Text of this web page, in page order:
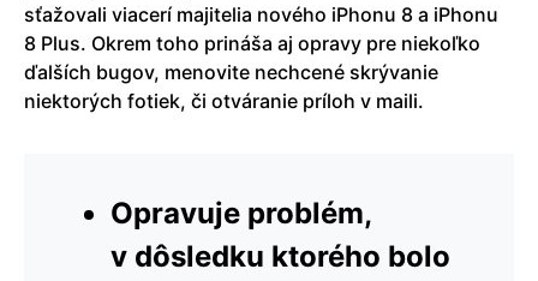
sťažovali viacerí majitelia nového iPhonu 8 a iPhonu
8 Plus. Okrem toho prináša aj opravy pre niekoľko
ďalších bugov, menovite nechcené skrývanie
niektorých fotiek, či otváranie príloh v maili.
Opravuje problém,
v dôsledku ktorého bolo